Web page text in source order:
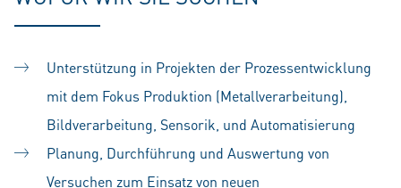
Unterstützung in Projekten der Prozessentwicklung
mit dem Fokus Produktion (Metallverarbeitung),
Bildverarbeitung, Sensorik, und Automatisierung
Planung, Durchführung und Auswertung von
Versuchen zum Einsatz von neuen